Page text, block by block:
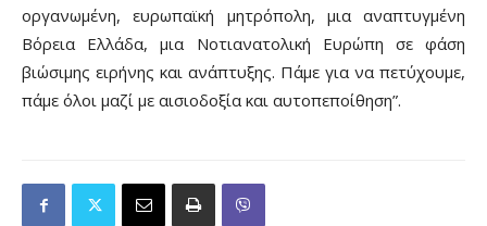
οργανωμένη, ευρωπαϊκή μητρόπολη, μια αναπτυγμένη
Βόρεια Ελλάδα, μια Νοτιανατολική Ευρώπη σε φάση
βιώσιμης ειρήνης και ανάπτυξης. Πάμε για να πετύχουμε,
πάμε όλοι μαζί με αισιοδοξία και αυτοπεποίθηση”.